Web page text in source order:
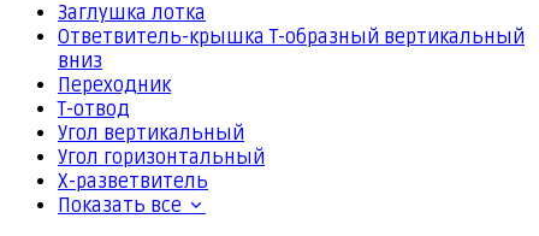
Заглушка лотка
Ответвитель-крышка Т-образный вертикальный
вниз
Переходник
Т-отвод
Угол вертикальный
Угол горизонтальный
Х-разветвитель
Показать все